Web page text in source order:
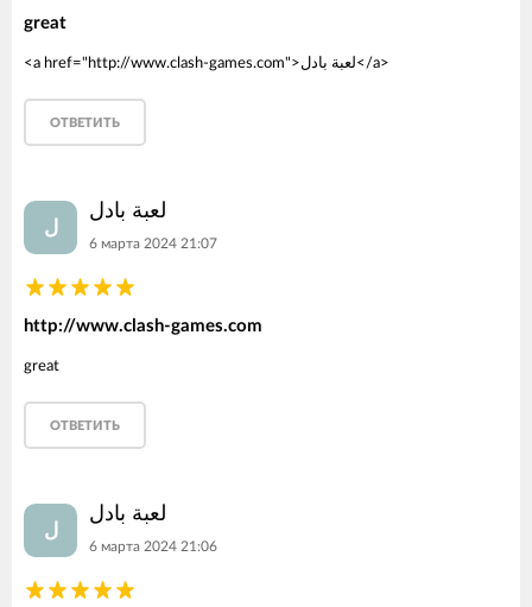
great
<a href="http://www.clash-games.com">لعبة بادل</a>
ОТВЕТИТЬ
ل
لعبة بادل
6 марта 2024 21:07
http://www.clash-games.com
great
ОТВЕТИТЬ
ل
لعبة بادل
6 марта 2024 21:06